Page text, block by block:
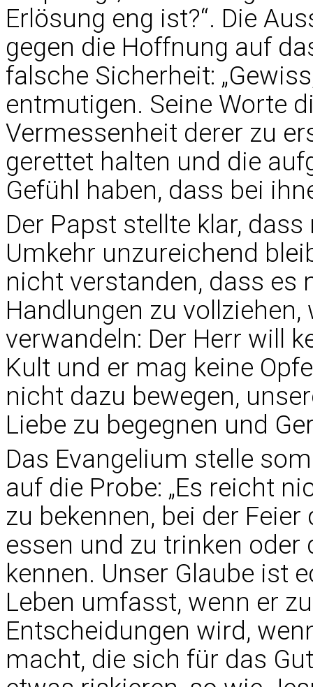
Erlösung eng ist?“. Die
gegen die Hoffnung auf
falsche Sicherheit:
entmutigen. Seine Worte
Vermessenheit derer zu
gerettet halten und die
Gefühl haben, dass bei
Der Papst stellte klar,
Umkehr unzureichend
nicht verstanden, dass es
Handlungen zu
verwandeln: Der Herr will
Kult und er mag keine
nicht dazu bewegen,
Liebe zu begegnen und
Das Evangelium stelle
auf die Probe: „Es reicht
zu bekennen, bei der
essen und zu trinken
kennen. Unser Glaube ist
Leben umfasst, wenn er
Entscheidungen wird,
macht, die sich für das